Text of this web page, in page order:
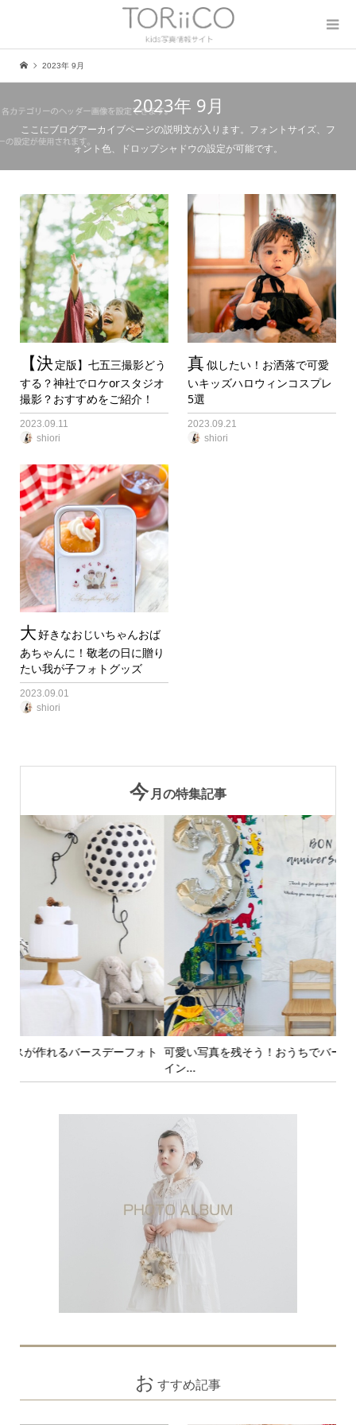
2023年 9月
2023年 9月
ここにブログアーカイブページの説明文が入ります。フォントサイズ、フ
ォント色、ドロップシャドウの設定が可能です。
【決定版】七五三撮影どう
する？神社でロケorスタジオ
撮影？おすすめをご紹介！
2023.09.11
shiori
真似したい！お洒落で可愛
いキッズハロウィンコスプレ
5選
2023.09.21
shiori
大好きなおじいちゃんおば
あちゃんに！敬老の日に贈り
たい我が子フォトグッズ
2023.09.01
shiori
今月の特集記事
可愛い写真を残そう！おうちでバースデーフォトを撮影するポ
お すすめ記事